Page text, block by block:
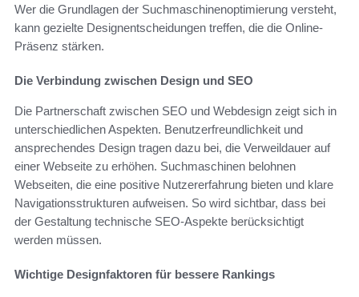
Wer die Grundlagen der Suchmaschinenoptimierung versteht,
kann gezielte Designentscheidungen treffen, die die Online-
Präsenz stärken.
Die Verbindung zwischen Design und SEO
Die Partnerschaft zwischen SEO und Webdesign zeigt sich in
unterschiedlichen Aspekten. Benutzerfreundlichkeit und
ansprechendes Design tragen dazu bei, die Verweildauer auf
einer Webseite zu erhöhen. Suchmaschinen belohnen
Webseiten, die eine positive Nutzererfahrung bieten und klare
Navigationsstrukturen aufweisen. So wird sichtbar, dass bei
der Gestaltung technische SEO-Aspekte berücksichtigt
werden müssen.
Wichtige Designfaktoren für bessere Rankings